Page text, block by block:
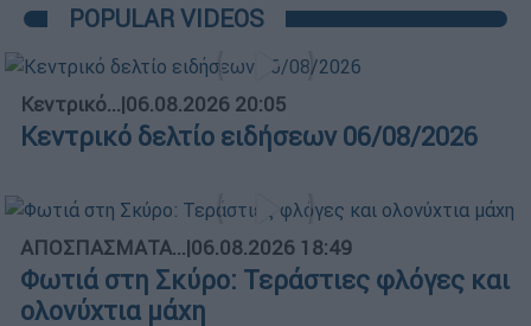
POPULAR VIDEOS
Κεντρικό...|06.08.2026 20:05
Κεντρικό δελτίο ειδήσεων 06/08/2026
ΑΠΟΣΠΑΣΜΑΤΑ...|06.08.2026 18:49
Φωτιά στη Σκύρο: Τεράστιες φλόγες και
ολονύχτια μάχη